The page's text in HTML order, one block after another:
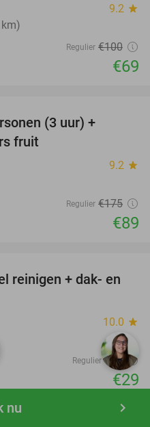
navigate_next
nu
9.2 star
Regulier €100
€69
(3 uur) +
fruit
9.2 star
Regulier €175
€89
41%
reinigen + dak- en
10.0 star
Regulier €49
€29
favorite_border